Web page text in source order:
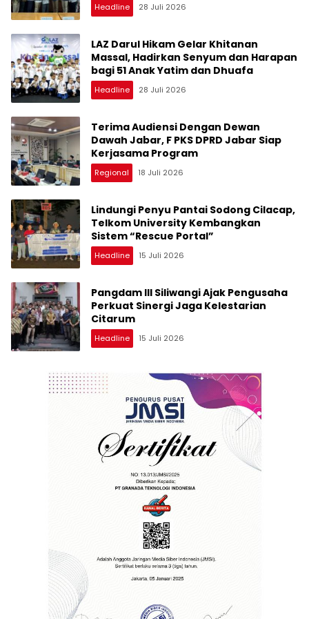
Headline 28 Juli 2026
LAZ Darul Hikam Gelar Khitanan
Massal, Hadirkan Senyum dan Harapan
bagi 51 Anak Yatim dan Dhuafa
Headline 28 Juli 2026
Terima Audiensi Dengan Dewan
Dawah Jabar, F PKS DPRD Jabar Siap
Kerjasama Program
Regional 18 Juli 2026
Lindungi Penyu Pantai Sodong Cilacap,
Telkom University Kembangkan
Sistem “Rescue Portal”
Headline 15 Juli 2026
Pangdam III Siliwangi Ajak Pengusaha
Perkuat Sinergi Jaga Kelestarian
Citarum
Headline 15 Juli 2026